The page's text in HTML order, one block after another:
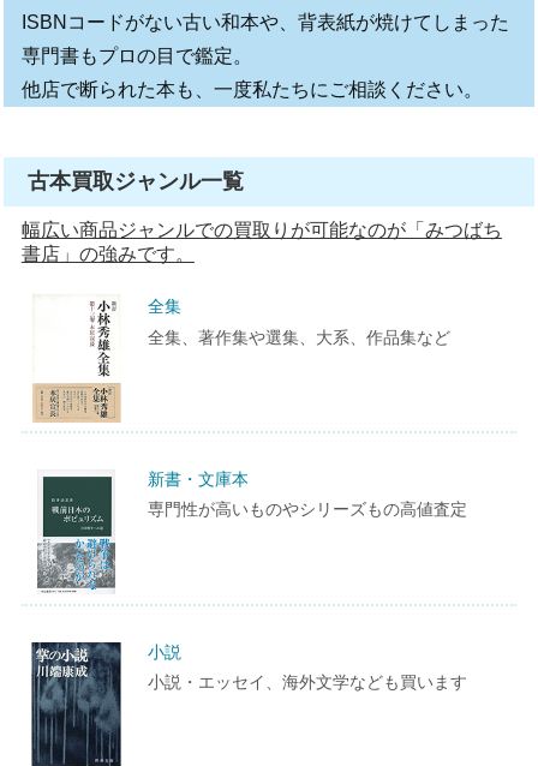
ISBNコードがない古い和本や、背表紙が焼けてしまった
専門書もプロの目で鑑定。
他店で断られた本も、一度私たちにご相談ください。
古本買取ジャンル一覧
幅広い商品ジャンルでの買取りが可能なのが「みつばち
書店」の強みです。
全集
全集、著作集や選集、大系、作品集など
新書・文庫本
専門性が高いものやシリーズもの高値査定
小説
小説・エッセイ、海外文学なども買います